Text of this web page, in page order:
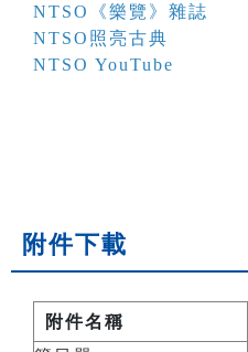
NTSO《樂覽》雜誌
NTSO照亮古典
NTSO YouTube
附件下載
附件名稱